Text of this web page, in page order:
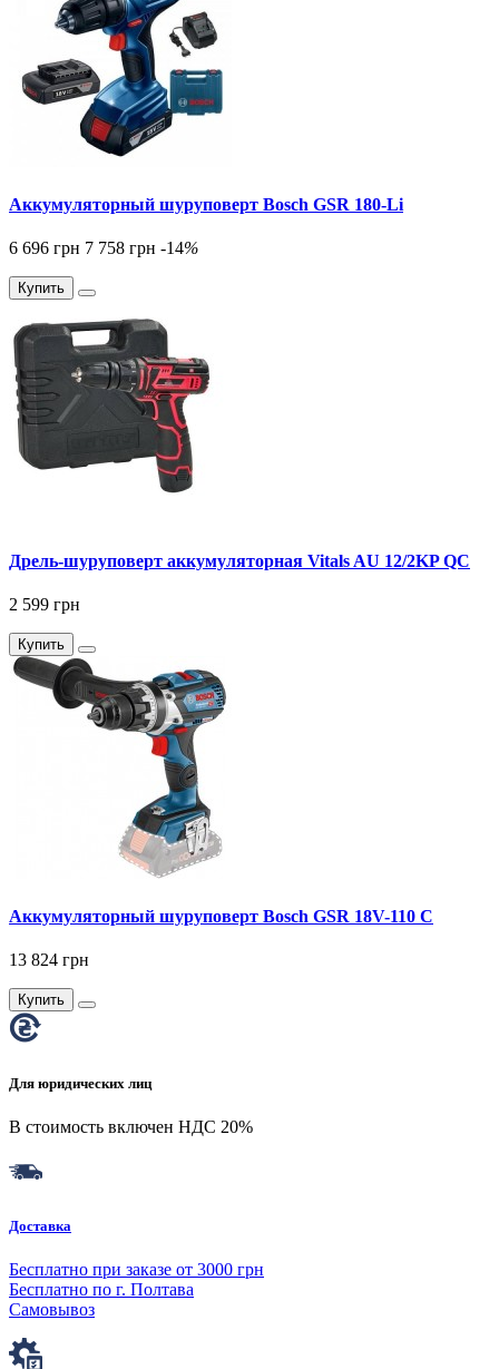
Аккумуляторный шуруповерт Bosch GSR 180-Li
6 696 грн 7 758 грн -14%
Купить
Дрель-шуруповерт аккумуляторная Vitals AU 12/2KP QC
2 599 грн
Купить
Аккумуляторный шуруповерт Bosch GSR 18V-110 C
13 824 грн
Купить
Для юридических лиц
В стоимость включен НДС 20%
Доставка
Бесплатно при заказе от 3000 грн
Бесплатно по г. Полтава
Самовывоз